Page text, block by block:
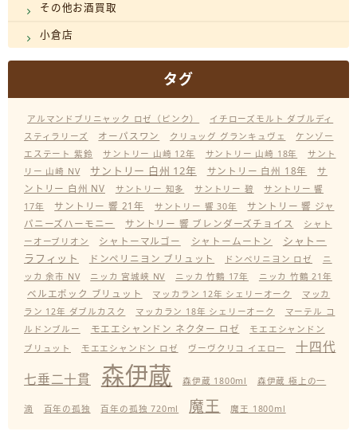
その他お酒買取
小倉店
タグ
アルマンドブリニャック ロゼ（ピンク）
イチローズモルト ダブルディ
スティラリーズ
オーパスワン クリュッグ グランキュヴェ
ケンゾー
エステート 紫鈴
サントリー 山崎 12年 サントリー 山崎 18年
サント
リー 山崎 NV
サントリー 白州 12年 サントリー 白州 18年
サ
ントリー 白州 NV
サントリー 知多 サントリー 碧
サントリー 響
17年
サントリー 響 21年 サントリー 響 30年
サントリー 響 ジャ
パニーズハーモニー
サントリー 響 ブレンダーズチョイス
シャト
ーオーブリオン
シャトーマルゴー シャトームートン
シャトー
ラフィット
ドンペリニヨン ブリュット ドンペリニヨン ロゼ
ニ
ッカ 余市 NV
ニッカ 宮城峡 NV ニッカ 竹鶴 17年 ニッカ 竹鶴 21年
ベルエポック ブリュット マッカラン 12年 シェリーオーク
マッカ
ラン 12年 ダブルカスク
マッカラン 18年 シェリーオーク
マーテル コ
ルドンブルー
モエエシャンドン ネクター ロゼ
モエエシャンドン
ブリュット
モエエシャンドン ロゼ ヴーヴクリコ イエロー
十四代
七垂二十貫
森伊蔵 森伊蔵 1800ml 森伊蔵 極上の一
滴 百年の孤独 百年の孤独 720ml 魔王 魔王 1800ml